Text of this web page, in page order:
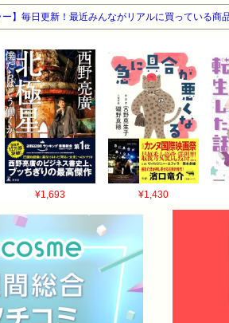
心にしみるわ 72:風吹けば名無し 2017/
へんからなぁ 60:風吹けば名無し 2017/
し 2017/05/13(土) 08:04:17.29 ID:c2sws/
名無し 2017/05/13(土) 08:05:12.88
れマニュアルなんか？ 65:風吹けば名無し
ば名無し 2017/05/13(土) 08:04:43.39
ID:odAMlzdb0 既婚者の女雇って
ID:bGDxOhJP0 >>68 既婚者じゃ
ID:odAMlzdb0 >>80 ほーん まあ
13(土) 08:08:46.36 ID:q5DQLl/rr >>80 既
05/13(土) 08:11:29.60 ID:0135VM0U0
ならまず普通は結婚してからって思うやん
った 140:風吹けば名無し 2017/05/13(土)
144:風吹けば名無し 2017/05/13(土)
ID:q5DQLl/rr >>144 だからなん
いとでも思ってたんか 157:風吹けば名無し
ー】毎日更新！最近みんながリアルに買っている
¥1,693 ¥1,430